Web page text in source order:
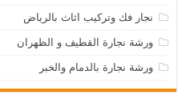
نجار فك وتركيب اثاث بالرياض
ورشة نجارة القطيف و الظهران
ورشة نجارة بالدمام والخبر